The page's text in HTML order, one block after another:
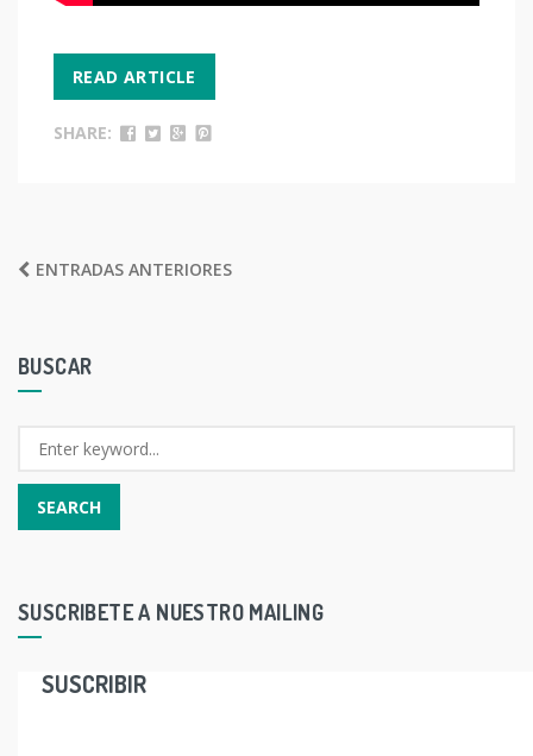
READ ARTICLE
SHARE:
NAVEGACIÓN
ENTRADAS
ENTRADAS ANTERIORES
BUSCAR
SUSCRIBETE A NUESTRO MAILING
SUSCRIBIR